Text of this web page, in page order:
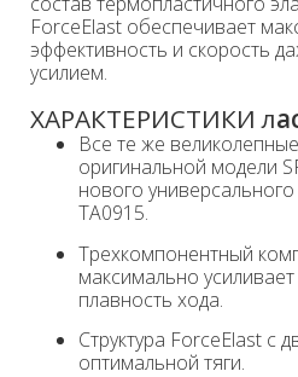
ForceElast обеспечивает
эффективность и скорость
усилием.
ХАРАКТЕРИСТИКИ л
Все те же
оригинальной модели
нового
TA0915.
Трехкомпонентный
максимально
плавность хода.
Структура ForceElast с
оптимальной тяги.